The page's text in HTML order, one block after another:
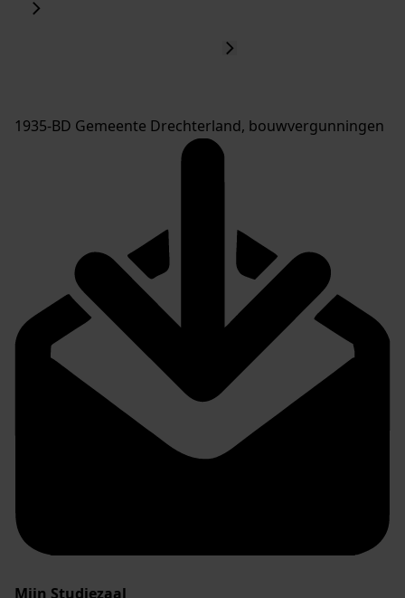
1935-BD Gemeente Drechterland, bouwvergunningen
Mijn Studiezaal